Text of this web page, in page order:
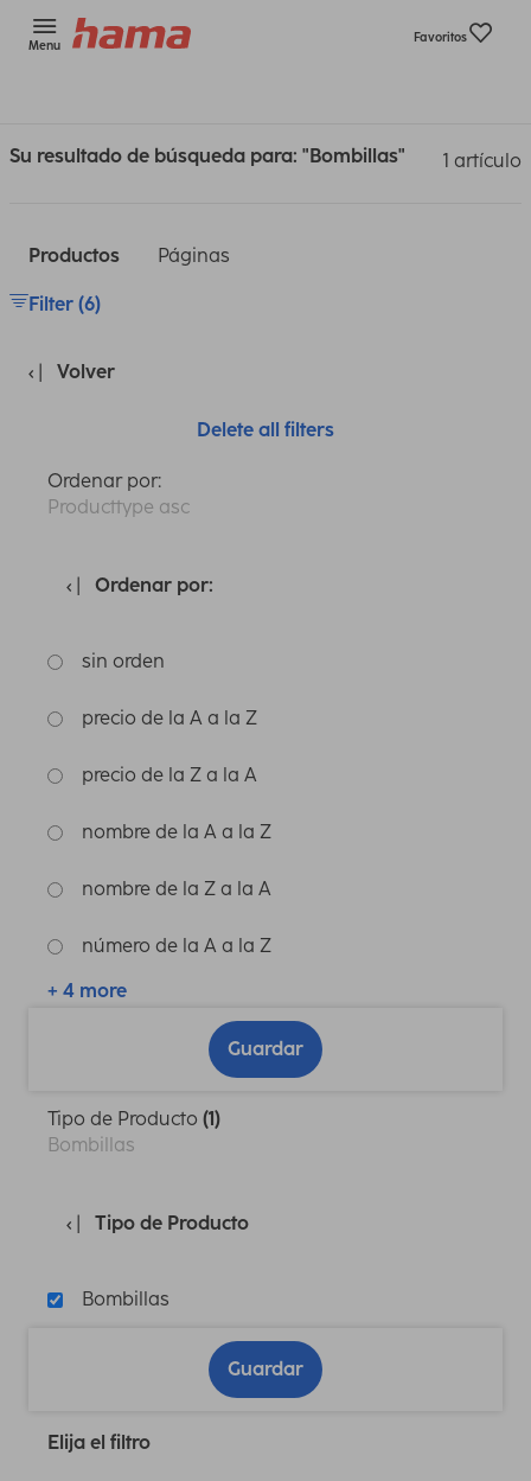
Menu
Favoritos
Su resultado de búsqueda para: "Bombillas" 1 artículo
Productos Páginas
Filter (6)
Volver
Delete all filters
Ordenar por:
Producttype asc
Ordenar por:
sin orden
precio de la A a la Z
precio de la Z a la A
nombre de la A a la Z
nombre de la Z a la A
número de la A a la Z
+ 4 more
Guardar
Tipo de Producto (1)
Bombillas
Tipo de Producto
Bombillas
Guardar
Elija el filtro